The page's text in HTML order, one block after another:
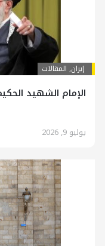
إيران, المقالات
الإمام الشهيد
يوليو 9, 2026